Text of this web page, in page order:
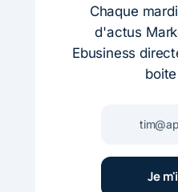
Chaque
d'actus
Ebusiness